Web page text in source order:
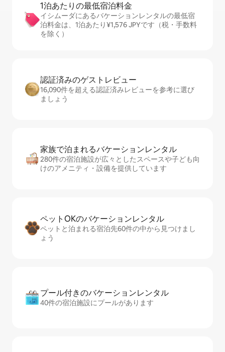
1泊あたりの最⁠低⁠宿⁠泊⁠料⁠金
イシムーダにあるバケーションレンタルの最低宿
泊料金は、1泊あたり¥1,576 JPYです（税・手数料
を除く）
認証済みのゲ⁠ス⁠ト⁠レ⁠ビ⁠ュ⁠ー
16,090件を超える認証済みレビューを参考に選び
ましょう
家族で泊まれるバ⁠ケ⁠ー⁠シ⁠ョ⁠ンレ⁠ン⁠タ⁠ル
280件の宿泊施設が広々としたスペースや子ども向
けのアメニティ・設備を提供しています
ペットOKのバ⁠ケ⁠ー⁠シ⁠ョ⁠ンレ⁠ン⁠タ⁠ル
ペットと泊まれる宿泊先60件の中から見つけまし
ょう
プール付きのバ⁠ケ⁠ー⁠シ⁠ョ⁠ンレ⁠ン⁠タ⁠ル
40件の宿泊施設にプールがあります